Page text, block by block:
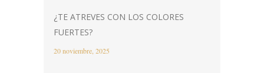
¿TE ATREVES CON LOS COLORES
FUERTES?
20 noviembre, 2025